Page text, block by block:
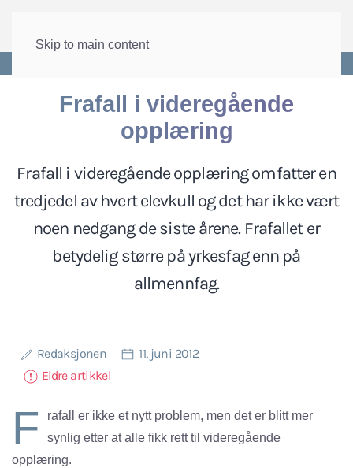
Skip to main content
Frafall i videregående
opplæring
Frafall i videregående opplæring omfatter en
tredjedel av hvert elevkull og det har ikke vært
noen nedgang de siste årene. Frafallet er
betydelig større på yrkesfag enn på
allmennfag.
Redaksjonen
11, juni 2012
Eldre artikkel
F
rafall er ikke et nytt problem, men det er blitt mer
synlig etter at alle fikk rett til videregående
opplæring.